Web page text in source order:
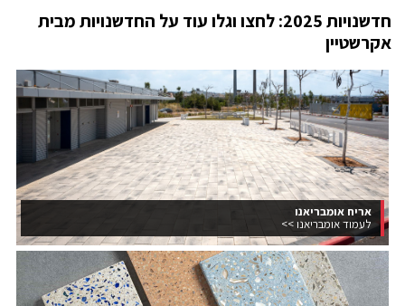
חדשנויות 2025: לחצו וגלו עוד על החדשנויות מבית
אקרשטיין
אריח אומבריאנו
לעמוד אומבריאנו >>